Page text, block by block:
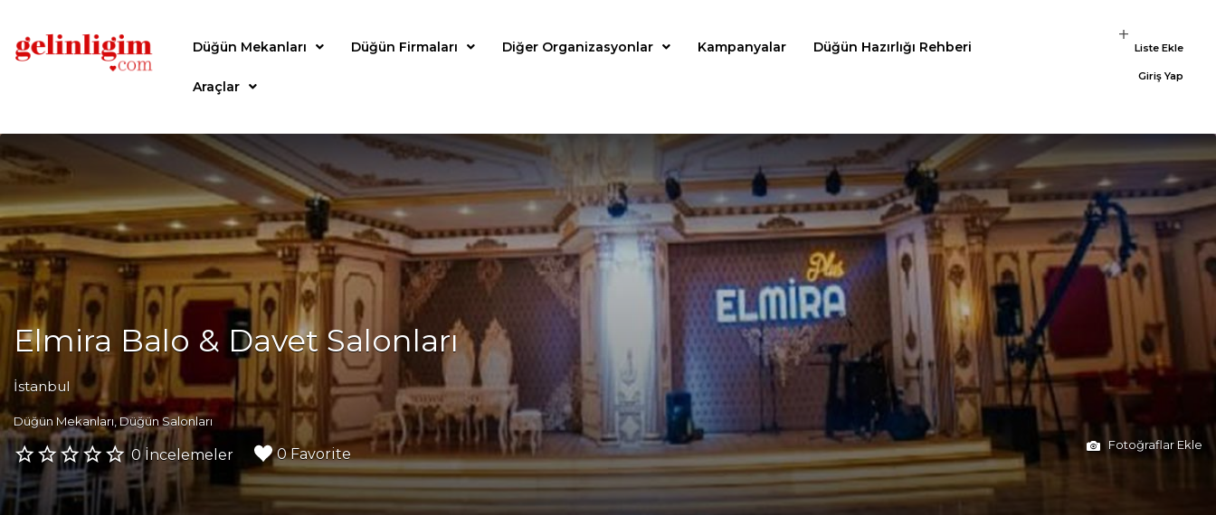
Düğün Mekanları Düğün Firmaları Diğer Organizasyonlar Kampanyalar Düğün Hazırlığı Rehberi
Araçlar
Liste Ekle
Giriş Yap
Elmira Balo & Davet Salonları
İstanbul
Düğün Mekanları Düğün Salonları
0 İncelemeler 0 Favorite
Fotoğraflar Ekle